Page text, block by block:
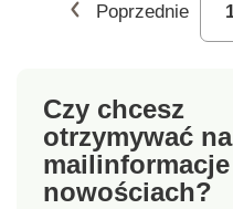
Poprzednie
Czy chcesz
otrzymywać
mail
nowościach?